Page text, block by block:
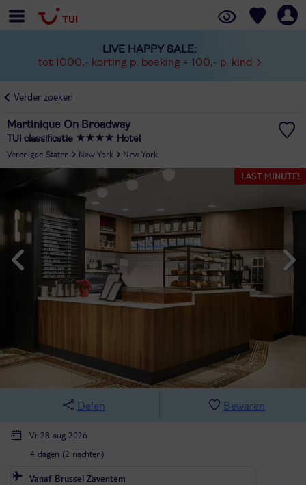
LIVE HAPPY SALE:
tot 1000,- korting p. boeking + 100,- p. kind
Verder zoeken
Martinique On Broadway
TUI classificatie Hotel
Verenigde Staten New York
New York
LAST MINUTE!
Delen Bewaren
Vr 28 aug 2026
4 dagen (2 nachten)
Vanaf Brussel Zaventem